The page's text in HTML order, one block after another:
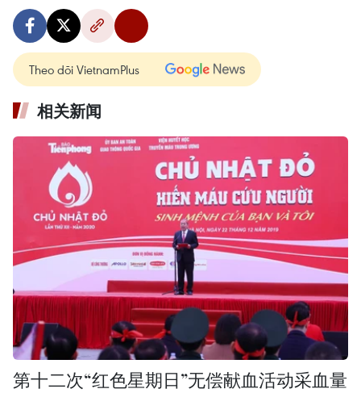
Theo dõi VietnamPlus
相关新闻
第十二次“红色星期日”无偿献血活动采血量